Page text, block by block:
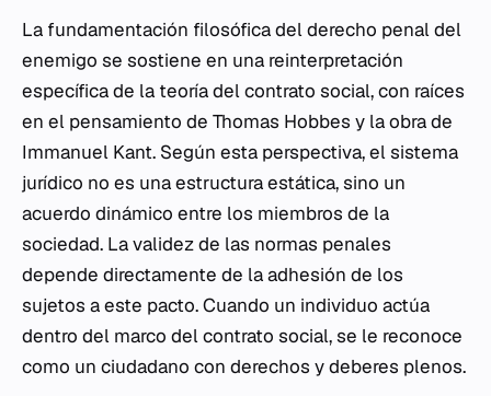
La fundamentación filosófica del derecho penal del
enemigo se sostiene en una reinterpretación
específica de la teoría del contrato social, con raíces
en el pensamiento de Thomas Hobbes y la obra de
Immanuel Kant. Según esta perspectiva, el sistema
jurídico no es una estructura estática, sino un
acuerdo dinámico entre los miembros de la
sociedad. La validez de las normas penales
depende directamente de la adhesión de los
sujetos a este pacto. Cuando un individuo actúa
dentro del marco del contrato social, se le reconoce
como un ciudadano con derechos y deberes plenos.